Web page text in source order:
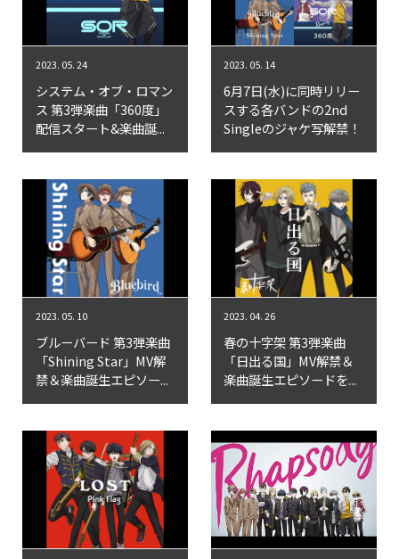
2023. 05. 24
システム・オブ・ロマン
ス 第3弾楽曲「360度」
配信スタート&楽曲誕...
2023. 05. 14
6月7日(水)に同時リリー
スする各バンドの2nd
Singleのジャケ写解禁！
2023. 05. 10
ブルーバード 第3弾楽曲
「Shining Star」MV解
禁＆楽曲誕生エピソー...
2023. 04. 26
春の十字架 第3弾楽曲
「日出る国」MV解禁＆
楽曲誕生エピソードを...